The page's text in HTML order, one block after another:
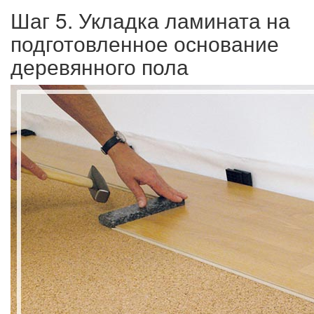
Шаг 5. Укладка ламината на
подготовленное основание
деревянного пола